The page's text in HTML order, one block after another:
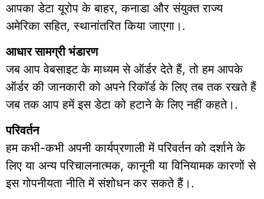
आपका डेटा यूरोप के बाहर, कनाडा और संयुक्त राज्य
अमेरिका सहित, स्थानांतरित किया जाएगा।.
आधार सामग्री भंडारण
जब आप वेबसाइट के माध्यम से ऑर्डर देते हैं, तो हम आपके
ऑर्डर की जानकारी को अपने रिकॉर्ड के लिए तब तक रखते हैं
जब तक आप हमें इस डेटा को हटाने के लिए नहीं कहते।.
परिवर्तन
हम कभी-कभी अपनी कार्यप्रणाली में परिवर्तन को दर्शाने के
लिए या अन्य परिचालनात्मक, कानूनी या विनियामक कारणों से
इस गोपनीयता नीति में संशोधन कर सकते हैं।.